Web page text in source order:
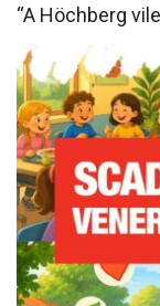
“A Höchberg